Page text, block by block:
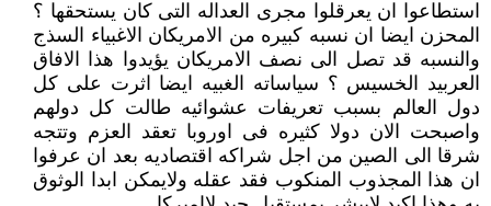
استطاعوا ان يعرقلوا مجرى العداله التى كان يستحقها ؟
المحزن ايضا ان نسبه كبيره من الامريكان الاغبياء السذج
والنسبه قد تصل الى نصف الامريكان يؤيدوا هذا الافاق
العربيد الخسيس ؟ سياساته الغبيه ايضا اثرت على كل
دول العالم بسبب تعريفات عشوائيه طالت كل دولهم
واصبحت الان دولا كثيره فى اوروبا تعقد العزم وتتجه
شرقا الى الصين من اجل شراكه اقتصاديه بعد ان عرفوا
ان هذا المجذوب المنكوب فقد عقله ولايمكن ابدا الوثوق